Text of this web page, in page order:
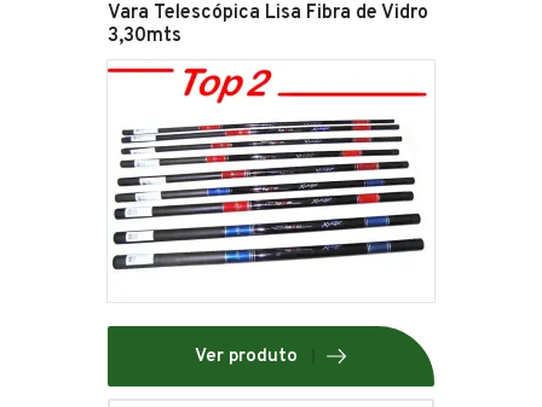
Vara Telescópica Lisa Fibra de Vidro
3,30mts
Ver produto